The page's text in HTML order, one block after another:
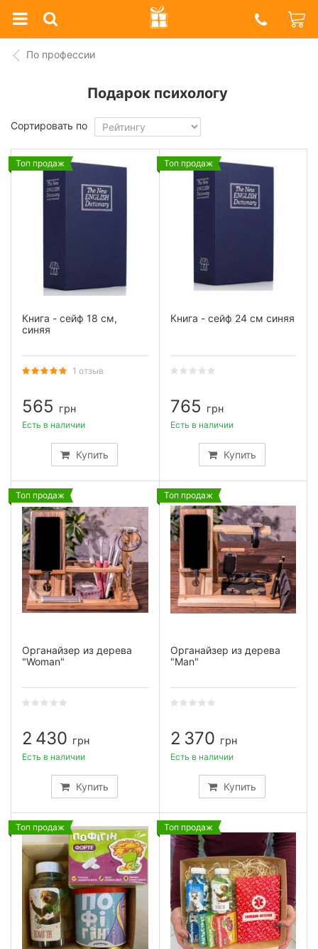
Prazdnik
Shop
По профессии
Подарок психологу
Сортировать по
Топ продаж
Книга - сейф 18 см,
синяя
1 отзыв
565 грн
Купить
Есть в наличии
Топ продаж
Книга - сейф 24 см синяя
765 грн
Купить
Есть в наличии
Топ продаж
Органайзер из дерева
"Woman"
2 430 грн
Купить
Есть в наличии
Топ продаж
Органайзер из дерева
"Man"
2 370 грн
Купить
Есть в наличии
Топ продаж Топ продаж